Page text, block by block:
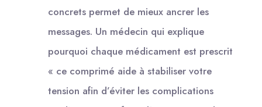
concrets permet de mieux ancrer les
messages. Un médecin qui explique
pourquoi chaque médicament est prescrit
« ce comprimé aide à stabiliser votre
tension afin d’éviter les complications